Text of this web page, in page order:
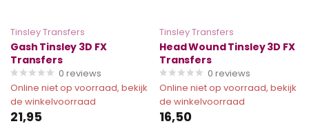
Tinsley Transfers
Gash Tinsley 3D FX
Transfers
0 reviews
Online niet op voorraad, bekijk
de winkelvoorraad
21,95
Tinsley Transfers
Head Wound Tinsley 3D FX
Transfers
0 reviews
Online niet op voorraad, bekijk
de winkelvoorraad
16,50